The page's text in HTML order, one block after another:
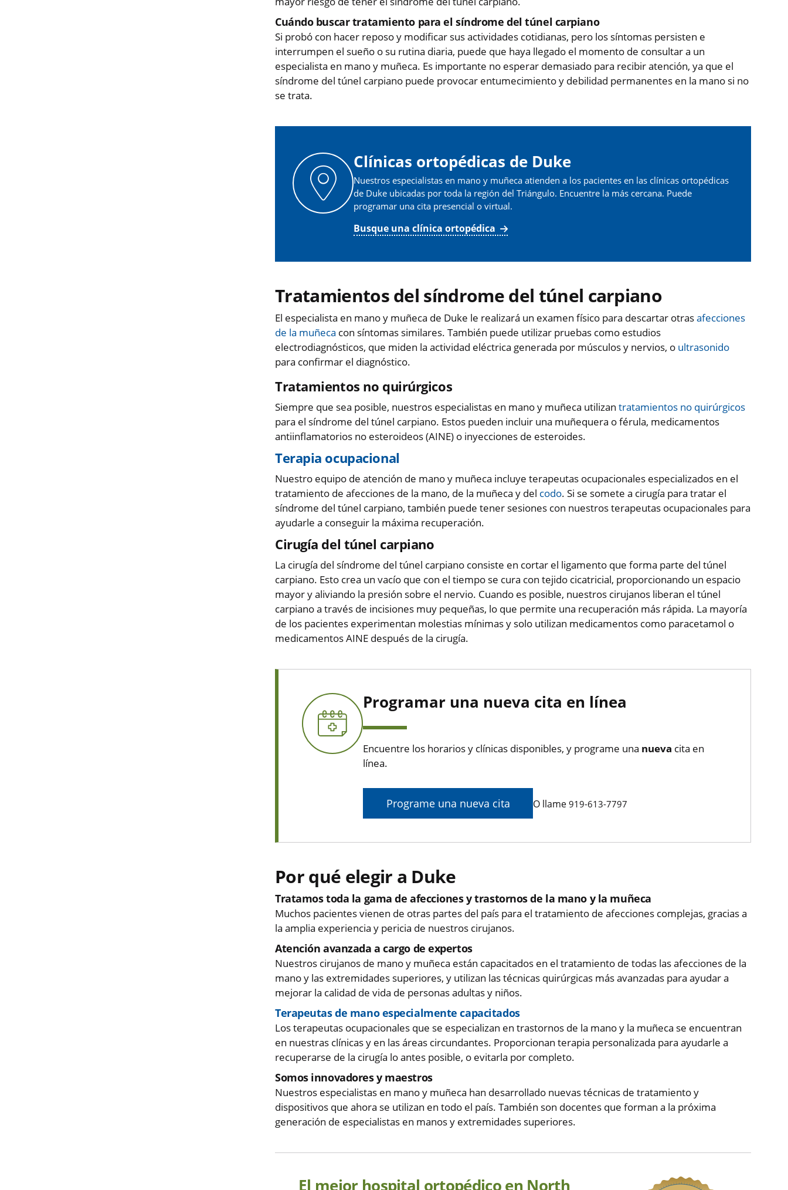
Cuándo buscar tratamiento para el síndrome del túnel carpiano
Si probó con hacer reposo y modificar sus actividades cotidianas, pero los síntomas persisten e
interrumpen el sueño o su rutina diaria, puede que haya llegado el momento de consultar a un
especialista en mano y muñeca. Es importante no esperar demasiado para recibir atención, ya que el
síndrome del túnel carpiano puede provocar entumecimiento y debilidad permanentes en la mano si no
se trata.
Clínicas ortopédicas de Duke
Nuestros especialistas en mano y muñeca atienden a los pacientes en las clínicas ortopédicas
de Duke ubicadas por toda la región del Triángulo. Encuentre la más cercana. Puede
programar una cita presencial o virtual.
Busque una clínica ortopédica
Tratamientos del síndrome del túnel carpiano
El especialista en mano y muñeca de Duke le realizará un examen físico para descartar otrasafecciones
de la muñeca con síntomas similares. También puede utilizar pruebas como estudios
electrodiagnósticos, que miden la actividad eléctrica generada por músculos y nervios, o ultrasonido
para confirmar el diagnóstico.
Tratamientos no quirúrgicos
Siempre que sea posible, nuestros especialistas en mano y muñeca utilizan tratamientos no quirúrgicos
para el síndrome del túnel carpiano. Estos pueden incluir una muñequera o férula, medicamentos
antiinflamatorios no esteroideos (AINE) o inyecciones de esteroides.
Terapia ocupacional
Nuestro equipo de atención de mano y muñeca incluye terapeutas ocupacionales especializados en el
tratamiento de afecciones de la mano, de la muñeca y del codo. Si se somete a cirugía para tratar el
síndrome del túnel carpiano, también puede tener sesiones con nuestros terapeutas ocupacionales para
ayudarle a conseguir la máxima recuperación.
Cirugía del túnel carpiano
La cirugía del síndrome del túnel carpiano consiste en cortar el ligamento que forma parte del túnel
carpiano. Esto crea un vacío que con el tiempo se cura con tejido cicatricial, proporcionando un espacio
mayor y aliviando la presión sobre el nervio. Cuando es posible, nuestros cirujanos liberan el túnel
carpiano a través de incisiones muy pequeñas, lo que permite una recuperación más rápida. La mayoría
de los pacientes experimentan molestias mínimas y solo utilizan medicamentos como paracetamol o
medicamentos AINE después de la cirugía.
Programar una nueva cita en línea
Encuentre los horarios y clínicas disponibles, y programe una nueva cita en
línea.
Programe una nueva cita O llame 919-613-7797
Por qué elegir a Duke
Tratamos toda la gama de afecciones y trastornos de la mano y la muñeca
Muchos pacientes vienen de otras partes del país para el tratamiento de afecciones complejas, gracias a
la amplia experiencia y pericia de nuestros cirujanos.
Atención avanzada a cargo de expertos
Nuestros cirujanos de mano y muñeca están capacitados en el tratamiento de todas las afecciones de la
mano y las extremidades superiores, y utilizan las técnicas quirúrgicas más avanzadas para ayudar a
mejorar la calidad de vida de personas adultas y niños.
Terapeutas de mano especialmente capacitados
Los terapeutas ocupacionales que se especializan en trastornos de la mano y la muñeca se encuentran
en nuestras clínicas y en las áreas circundantes. Proporcionan terapia personalizada para ayudarle a
recuperarse de la cirugía lo antes posible, o evitarla por completo.
Somos innovadores y maestros
Nuestros especialistas en mano y muñeca han desarrollado nuevas técnicas de tratamiento y
dispositivos que ahora se utilizan en todo el país. También son docentes que forman a la próxima
generación de especialistas en manos y extremidades superiores.
El mejor hospital ortopédico en North